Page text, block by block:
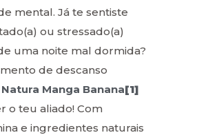
mental. Já te sentiste
ou stressado(a)
uma noite mal dormida?
de descanso
Manga Banana[1]
o teu aliado! Com
e ingredientes naturais